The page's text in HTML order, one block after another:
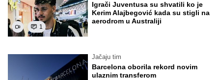
1
Igrači Juventusa su shvatili ko je
Kerim Alajbegović kada su stigli na
aerodrom u Australiji
Jačaju tim
Barcelona oborila rekord novim
ulaznim transferom